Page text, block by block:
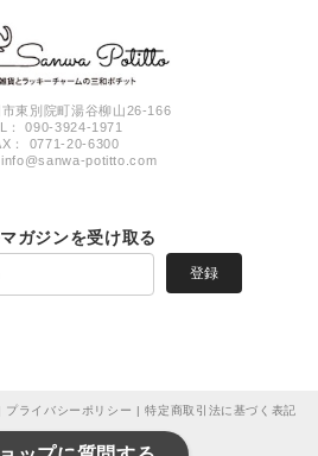
市東別院町湯谷柳山26-166
： 090-3924-1971
： 0771-20-6300
info@sanwa-potitto.com
ガジンを受け取る
登録
プライバシーポリシー |特定商取引法に基づく表記